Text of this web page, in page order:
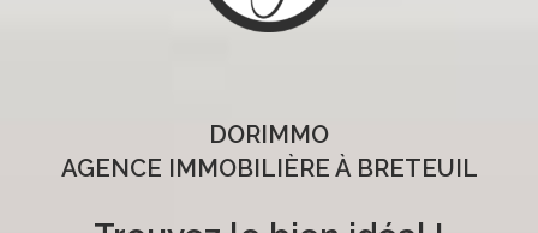
DORIMMO
AGENCE IMMOBILIÈRE À BRETEUIL